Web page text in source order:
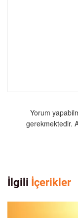
Yorum
gerekmektedir.
İlgili İçerikler